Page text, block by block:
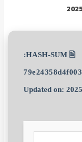
🖹 HASH-SUM: